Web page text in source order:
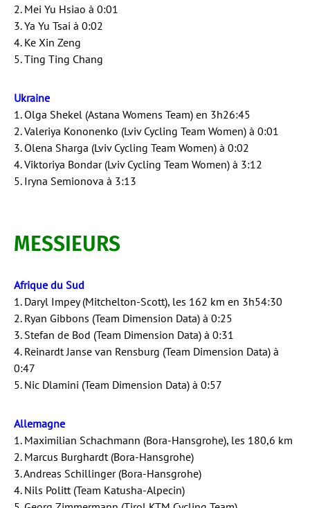
2. Mei Yu Hsiao à 0:01
3. Ya Yu Tsai à 0:02
4. Ke Xin Zeng
5. Ting Ting Chang
Ukraine
1. Olga Shekel (Astana Womens Team) en 3h26:45
2. Valeriya Kononenko (Lviv Cycling Team Women) à 0:01
3. Olena Sharga (Lviv Cycling Team Women) à 0:02
4. Viktoriya Bondar (Lviv Cycling Team Women) à 3:12
5. Iryna Semionova à 3:13
MESSIEURS
Afrique du Sud
1. Daryl Impey (Mitchelton-Scott), les 162 km en 3h54:30
2. Ryan Gibbons (Team Dimension Data) à 0:25
3. Stefan de Bod (Team Dimension Data) à 0:31
4. Reinardt Janse van Rensburg (Team Dimension Data) à
0:47
5. Nic Dlamini (Team Dimension Data) à 0:57
Allemagne
1. Maximilian Schachmann (Bora-Hansgrohe), les 180,6 km
2. Marcus Burghardt (Bora-Hansgrohe)
3. Andreas Schillinger (Bora-Hansgrohe)
4. Nils Politt (Team Katusha-Alpecin)